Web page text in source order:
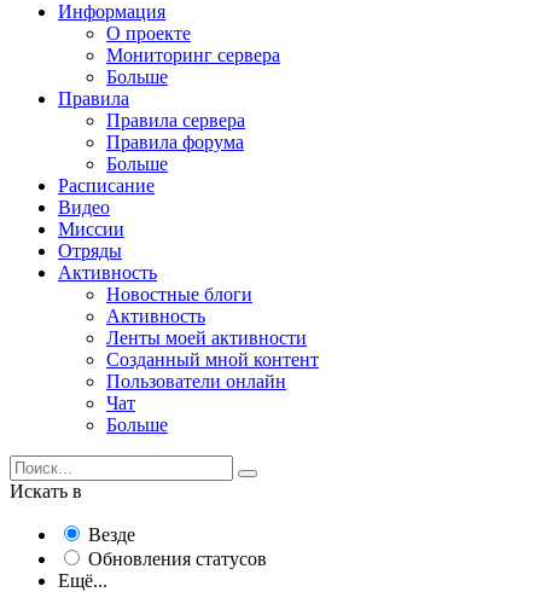
Информация
О проекте
Мониторинг сервера
Больше
Правила
Правила сервера
Правила форума
Больше
Расписание
Видео
Миссии
Отряды
Активность
Новостные блоги
Активность
Ленты моей активности
Созданный мной контент
Пользователи онлайн
Чат
Больше
Искать в
Везде
Обновления статусов
Ещё...